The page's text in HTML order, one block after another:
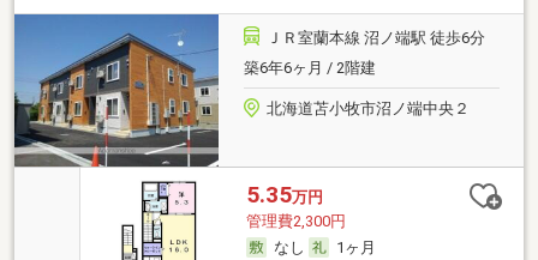
ＪＲ室蘭本線 沼ノ端駅 徒歩6分
築6年6ヶ月 / 2階建
北海道苫小牧市沼ノ端中央２
5.35万円
管理費2,300円
なし
1ヶ月